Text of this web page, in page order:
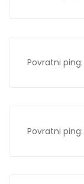
Povratni ping:
Povratni ping: